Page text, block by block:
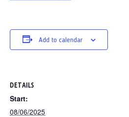
Add to calendar
DETAILS
Start:
08/06/2025